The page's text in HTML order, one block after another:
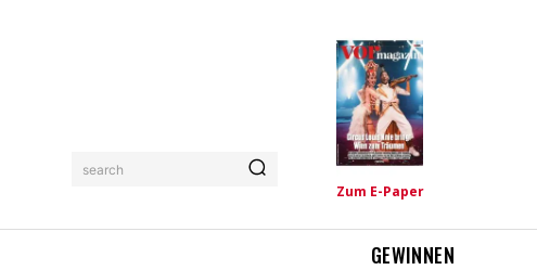
search
Zum E-Paper
GEWINNEN